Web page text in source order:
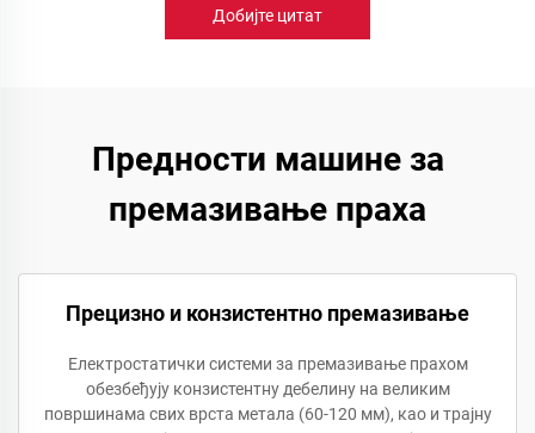
Добијте цитат
Предности машине за
премазивање праха
Прецизно и конзистентно премазивање
Електростатички системи за премазивање прахом
обезбеђују конзистентну дебелину на великим
површинама свих врста метала (60-120 мм), као и трајну